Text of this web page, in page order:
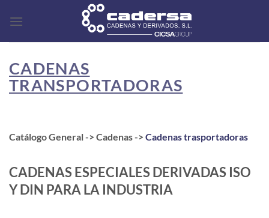
contenido
CADENAS
TRANSPORTADORAS
Catálogo General -> Cadenas ->Cadenas trasportadoras
CADENAS ESPECIALES DERIVADAS ISO
Y DIN PARA LA INDUSTRIA